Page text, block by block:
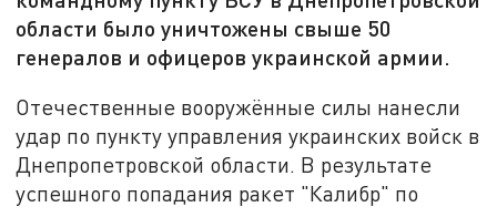
области было уничтожены свыше 50
генералов и офицеров украинской армии.
Отечественные вооружённые силы нанесли
удар по пункту управления украинских войск в
Днепропетровской области. В результате
успешного попадания ракет "Калибр" по